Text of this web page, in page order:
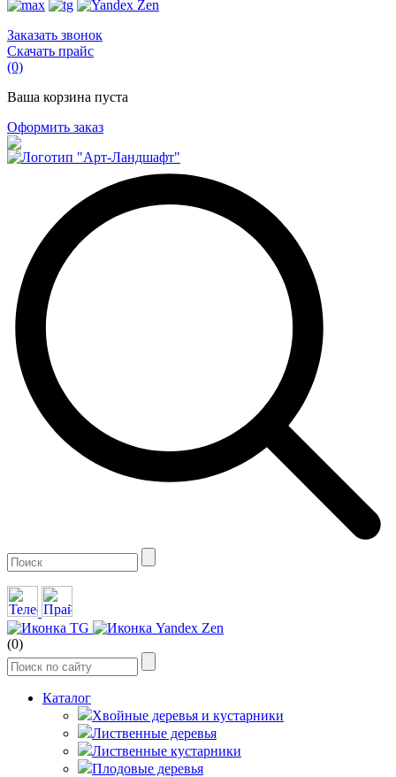
Заказать звонок
Скачать прайс
(0)
Ваша корзина пуста
Оформить заказ
(0)
Каталог
Хвойные деревья и кустарники
Лиственные деревья
Лиственные кустарники
Плодовые деревья